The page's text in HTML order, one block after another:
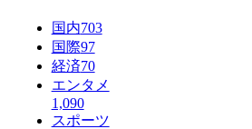
国内703
国際97
経済70
エンタメ
1,090
スポーツ